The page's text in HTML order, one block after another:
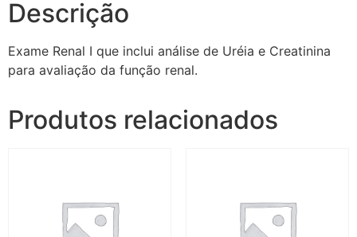
Descrição
Exame Renal I que inclui análise de Uréia e Creatinina
para avaliação da função renal.
Produtos relacionados